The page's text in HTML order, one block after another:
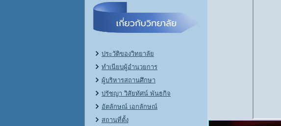
ประวัติของวิทยาลัย
ทำเนียบผู้อำนวยการ
ผู้บริหารสถานศึกษา
ปรัชญา วิสัยทัศน์ พันธกิจ
อัตลักษณ์ เอกลักษณ์
สถานที่ตั้ง